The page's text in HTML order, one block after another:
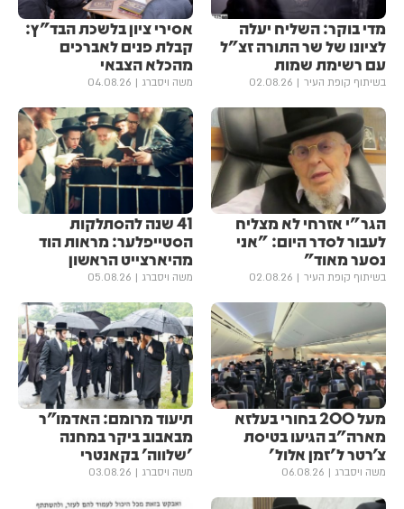
מדי בוקר: השליח יעלה
לציונו של שר התורה זצ"ל
עם רשימת שמות
בשיתוף קופת העיר 02.08.26
אסירי ציון בלשכת הבד"ץ:
קבלת פנים לאברכים
מהכלא הצבאי
משה ויסברג 04.08.26
הגר"י אזרחי לא מצליח
לעבור לסדר היום: "אני
נסער מאוד"
בשיתוף קופת העיר 02.08.26
41 שנה להסתלקות
הסטייפלער: מראות הוד
מהיארצייט הראשון
משה ויסברג 05.08.26
מעל 200 בחורי בעלזא
מארה"ב הגיעו בטיסת
צ'רטר ל'זמן אלול'
משה ויסברג 06.08.26
תיעוד מרומם: האדמו"ר
מבאבוב ביקר במחנה
'שלווה' בקאנטרי
משה ויסברג 03.08.26